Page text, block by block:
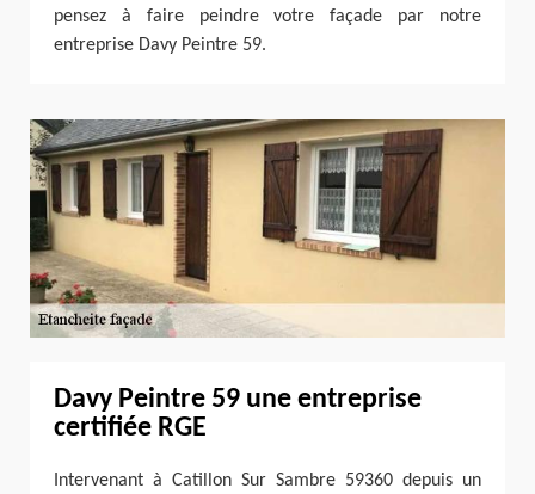
pensez à faire peindre votre façade par notre
entreprise Davy Peintre 59.
Davy Peintre 59 une entreprise
certifiée RGE
Intervenant à Catillon Sur Sambre 59360 depuis un